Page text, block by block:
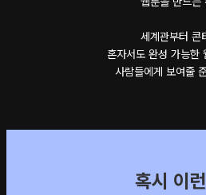
세계관부터 콘
혼자서도 완성 가능한
사람들에게 보여줄
혹시 이런